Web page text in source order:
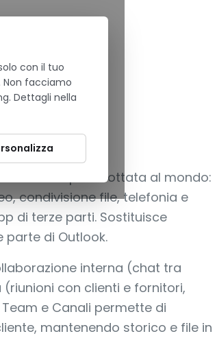
aziendale più adottata al mondo:
condivisione file, telefonia e
di terze parti. Sostituisce
parte di Outlook.
interna (chat tra
con clienti e fornitori,
e Canali permette di
mantenendo storico e file in
con il tuo
Non facciamo
Dettagli nella